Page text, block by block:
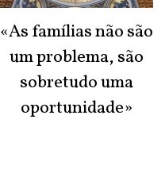
«As famílias não são
um problema, são
sobretudo uma
oportunidade»